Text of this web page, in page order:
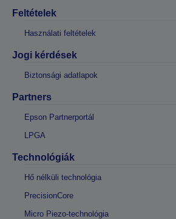
Feltételek
Használati feltételek
Jogi kérdések
Biztonsági adatlapok
Partners
Epson Partnerportál
LPGA
Technológiák
Hő nélküli technológia
PrecisionCore
Micro Piezo-technológia